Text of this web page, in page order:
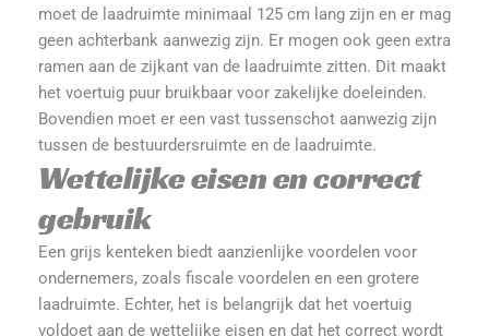
moet de laadruimte minimaal 125 cm lang zijn en er mag
geen achterbank aanwezig zijn. Er mogen ook geen extra
ramen aan de zijkant van de laadruimte zitten. Dit maakt
het voertuig puur bruikbaar voor zakelijke doeleinden.
Bovendien moet er een vast tussenschot aanwezig zijn
tussen de bestuurdersruimte en de laadruimte​.
Wettelijke eisen en correct
gebruik
Een grijs kenteken biedt aanzienlijke voordelen voor
ondernemers, zoals fiscale voordelen en een grotere
laadruimte. Echter, het is belangrijk dat het voertuig
voldoet aan de wettelijke eisen en dat het correct wordt